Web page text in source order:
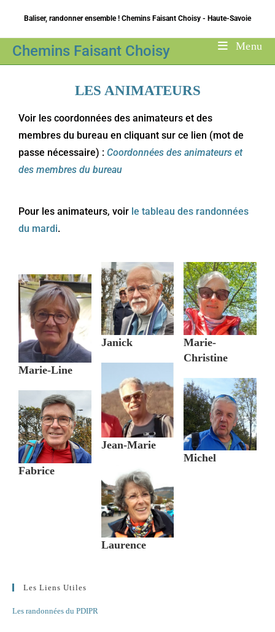
Baliser, randonner ensemble ! Chemins Faisant Choisy - Haute-Savoie
Chemins Faisant Choisy Menu
LES ANIMATEURS
Voir les coordonnées des animateurs et des
membres du bureau en cliquant sur ce lien (mot de
passe nécessaire) : Coordonnées des animateurs et
des membres du bureau
Pour les animateurs, voir le tableau des randonnées
du mardi.
Marie-Line
Fabrice
Janick
Jean-Marie
Laurence
Marie-
Christine
Michel
Les Liens Utiles
Les randonnées du PDIPR